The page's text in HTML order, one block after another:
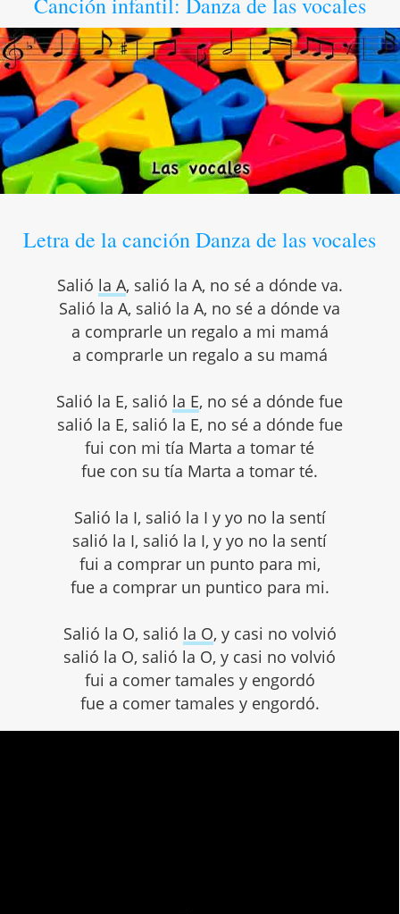
Letra de la canción Danza de las vocales
Salió la A, salió la A, no sé a dónde va.
Salió la A, salió la A, no sé a dónde va
a comprarle un regalo a mi mamá
a comprarle un regalo a su mamá
Salió la E, salió la E, no sé a dónde fue
salió la E, salió la E, no sé a dónde fue
fui con mi tía Marta a tomar té
fue con su tía Marta a tomar té.
Salió la I, salió la I y yo no la sentí
salió la I, salió la I, y yo no la sentí
fui a comprar un punto para mi,
fue a comprar un puntico para mi.
Salió la O, salió la O, y casi no volvió
salió la O, salió la O, y casi no volvió
fui a comer tamales y engordó
fue a comer tamales y engordó.